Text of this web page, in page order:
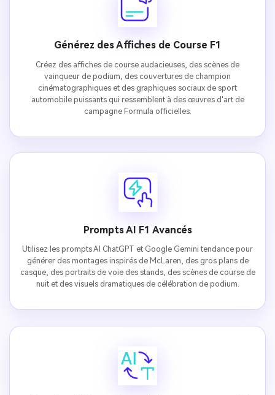
Générez des Affiches de Course F1
Créez des affiches de course audacieuses, des scènes de
vainqueur de podium, des couvertures de champion
cinématographiques et des graphiques sociaux de sport
automobile puissants qui ressemblent à des œuvres d'art de
campagne Formula officielles.
Prompts AI F1 Avancés
Utilisez les prompts AI ChatGPT et Google Gemini tendance pour
générer des montages inspirés de McLaren, des gros plans de
casque, des portraits de voie des stands, des scènes de course de
nuit et des visuels dramatiques de célébration de podium.